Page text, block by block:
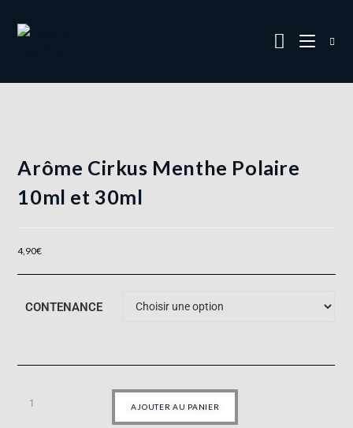
Arôme Cirkus Menthe Polaire
10ml et 30ml
4,90€
CONTENANCE
AJOUTER AU PANIER